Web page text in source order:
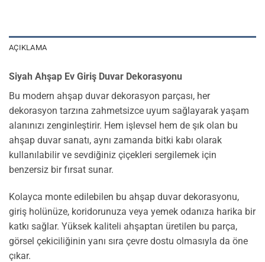
AÇIKLAMA
Siyah Ahşap Ev Giriş Duvar Dekorasyonu
Bu modern ahşap duvar dekorasyon parçası, her
dekorasyon tarzına zahmetsizce uyum sağlayarak yaşam
alanınızı zenginleştirir. Hem işlevsel hem de şık olan bu
ahşap duvar sanatı, aynı zamanda bitki kabı olarak
kullanılabilir ve sevdiğiniz çiçekleri sergilemek için
benzersiz bir fırsat sunar.
Kolayca monte edilebilen bu ahşap duvar dekorasyonu,
giriş holünüze, koridorunuza veya yemek odanıza harika bir
katkı sağlar. Yüksek kaliteli ahşaptan üretilen bu parça,
görsel çekiciliğinin yanı sıra çevre dostu olmasıyla da öne
çıkar.